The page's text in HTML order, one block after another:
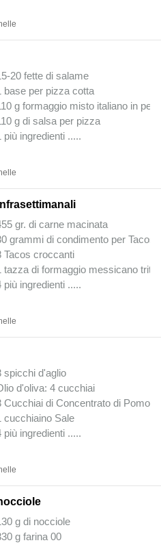
20 fette di salame
base per pizza cotta
g formaggio misto italiano in
g di salsa per pizza
più ingredienti .....
gr. di carne macinata
grammi di condimento per Tacos
Tacos croccanti
tazza di formaggio messicano
più ingredienti .....
spicchi d'aglio
d'oliva: 4 cucchiai
Cucchiai di Concentrato di
cucchiaino Sale
più ingredienti .....
g di nocciole
g farina 00